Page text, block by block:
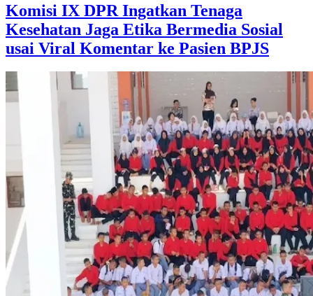
Komisi IX DPR Ingatkan Tenaga
Kesehatan Jaga Etika Bermedia Sosial
usai Viral Komentar ke Pasien BPJS